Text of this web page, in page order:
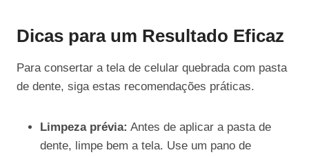
Dicas para um Resultado Eficaz
Para consertar a tela de celular quebrada com pasta
de dente, siga estas recomendações práticas.
Limpeza prévia: Antes de aplicar a pasta de
dente, limpe bem a tela. Use um pano de